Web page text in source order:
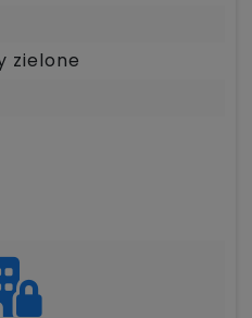
zielone